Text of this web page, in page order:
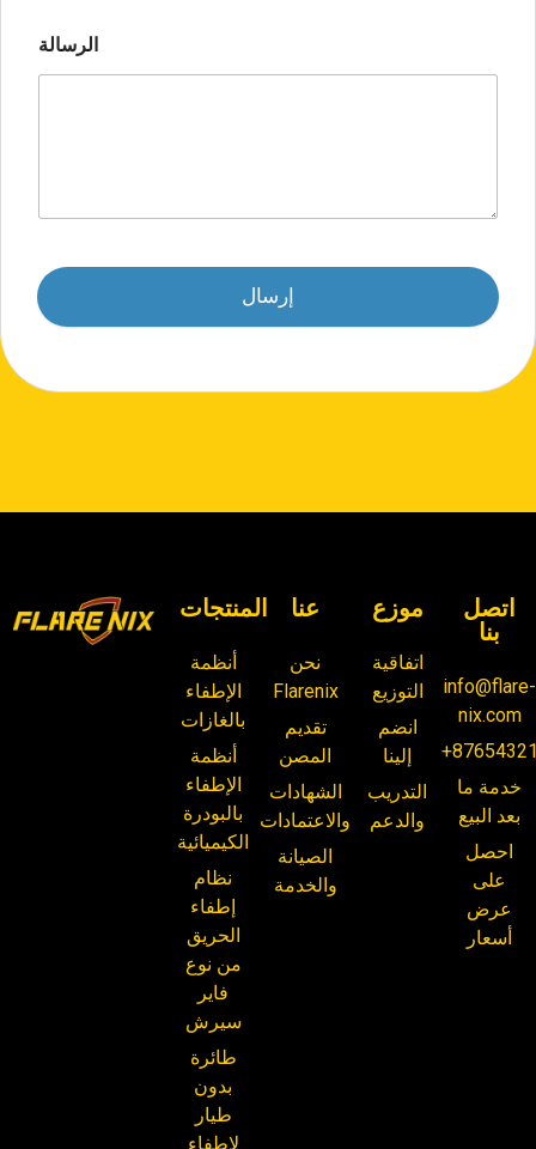
الرسالة
إرسال
المنتجات
أنظمة
الإطفاء
بالغازات
أنظمة
الإطفاء
بالبودرة
الكيميائية
نظام
إطفاء
الحريق
من نوع
فاير
سيرش
طائرة
بدون
طيار
لإطفاء
عنا
نحن
Flarenix
تقديم
المصن
الشهادات
والاعتمادات
الصيانة
والخدمة
موزع
اتفاقية
التوزيع
انضم
إلينا
التدريب
والدعم
اتصل
بنا
info@flare-
nix.com
خدمة ما
بعد البيع
احصل
على
عرض
أسعار